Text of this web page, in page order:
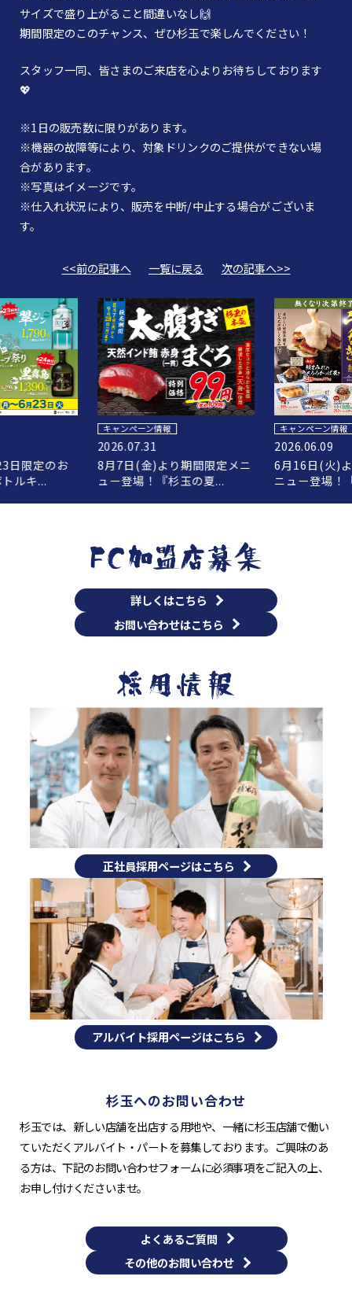
サイズで盛り上がること間違いなし🙌
期間限定のこのチャンス、ぜひ杉玉で楽しんでください！
スタッフ一同、皆さまのご来店を心よりお待ちしております
💖
※1日の販売数に限りがあります。
※機器の故障等により、対象ドリンクのご提供ができない場
合があります。
※写真はイメージです。
※仕入れ状況により、販売を中断/中止する場合がございま
す。
<<前の記事へ 一覧に戻る 次の記事へ>>
日限定のお
ルキ...
キャンペーン情報
2026.07.31
8月7日(金)より期間限定メニ
ュー登場！『杉玉の夏...
キャンペーン情報
2026.06.09
6月16日(火)
ニュー登場！
詳しくはこちら
お問い合わせはこちら
正社員採用ページはこちら
アルバイト採用ページはこちら
杉玉へのお問い合わせ
杉玉では、新しい店舗を出店する用地や、一緒に杉玉店舗で働い
ていただくアルバイト・パートを募集しております。ご興味のあ
る方は、下記のお問い合わせフォームに必須事項をご記入の上、
お申し付けくださいませ。
よくあるご質問
その他のお問い合わせ